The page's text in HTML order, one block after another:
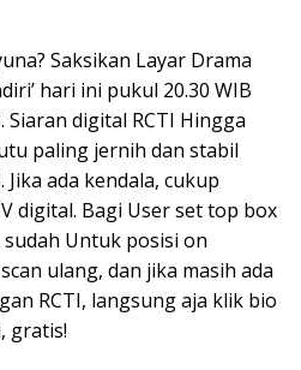
Saksikan Layar Drama
hari ini pukul 20.30 WIB
Siaran digital RCTI Hingga
paling jernih dan stabil
ada kendala, cukup
digital. Bagi User set top box
Untuk posisi on
ulang, dan jika masih ada
RCTI, langsung aja klik bio
gratis!